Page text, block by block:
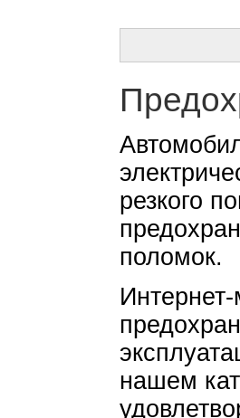
резкого
поломок.
нашем